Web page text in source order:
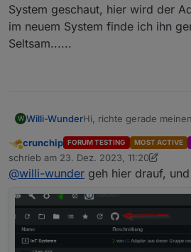
System geschaut, hier wird der
im neuem System finde ich ihn
Seltsam......
W Willi-WunderHi, richte gerade
finden?
Filter etc. hab auch
gerade nicht mehr
kommt?
Nachtrag:
System geschaut, hier
angezeigt, nur im
gerade nicht. Seltsam......
Abwesend
crunchip FORUM TESTING MOST ACTIVE
schrieb am 23. Dez. 2023, 11:20
zuletzt editiert von crunchip
@willi-wunder geh hier drauf,